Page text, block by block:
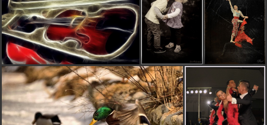
nefotimpred 15 rokmi
nadherné, to sa tu nevidí často
nobodypred 15 rokmi
SUPER !!!
marienkapred 15 rokmi
také ISO a bez šumu, obdiv..